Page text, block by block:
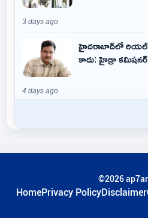
3 days ago
హైదరాబాద్‌లో రియల్
కాదు: హైడ్రా
4 days ago
©2026
HomePrivacy PolicyDisclaimer